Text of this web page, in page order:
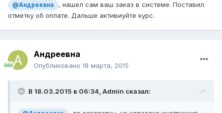
@Андреевна
, нашел сам ваш заказ в системе. Поставил
отметку об оплате. Дальше активиуйте курс.
Андреевна
Опубликовано 18 марта, 2015
В 18.03.2015 в 06:34, Admin сказал: